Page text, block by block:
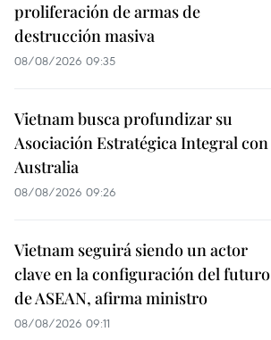
proliferación de armas de
destrucción masiva
08/08/2026 09:35
Vietnam busca profundizar su
Asociación Estratégica Integral con
Australia
08/08/2026 09:26
Vietnam seguirá siendo un actor
clave en la configuración del futuro
de ASEAN, afirma ministro
08/08/2026 09:11